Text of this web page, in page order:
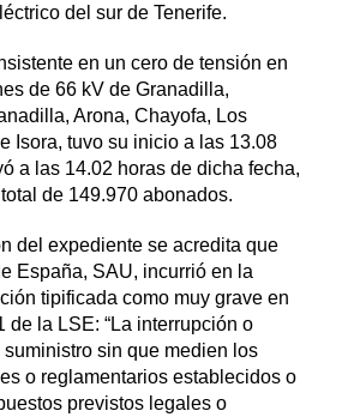
del sur de Tenerife.
en un cero de tensión en
de 66 kV de Granadilla,
Arona, Chayofa, Los
Isora, tuvo su inicio a las 13.08
a las 14.02 horas de dicha fecha,
de 149.970 abonados.
del expediente se acredita que
España, SAU, incurrió en la
tipificada como muy grave en
de la LSE: “La interrupción o
sin que medien los
o reglamentarios establecidos o
previstos legales o